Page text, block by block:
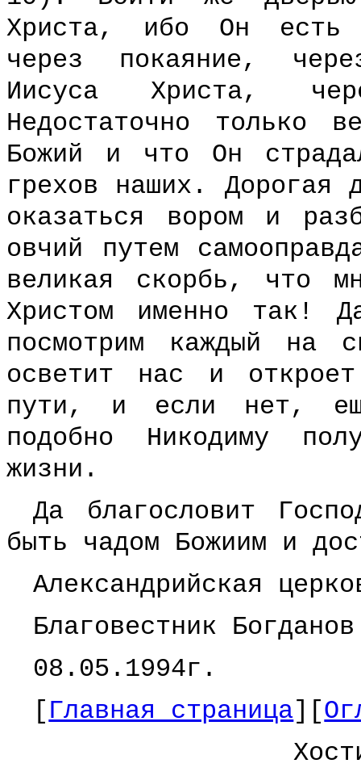
Христа, ибо Он есть
через покаяние,
Иисуса Христа,
Недостаточно только
Божий и что Он
грехов наших. Дорогая
оказаться вором и
овчий путем
великая скорбь, что
Христом именно так!
посмотрим каждый на
осветит нас и
пути, и если нет,
подобно Никодиму
жизни.
Да благословит
быть чадом Божиим и
Александрийская
Благовестник
08.05.1994г.
[Главная страница][